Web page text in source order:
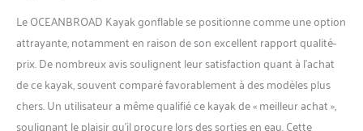
Halkey-Roberts, facile à
nettoyer avec le design du
sol amovible. Et avec le sac
de sport inclus, il est
pratique à transporter.
Randonnez, gonflez et
profitez du kayak dans les
Le OCEANBROAD Kayak gonflable se positionne comme une option
attrayante, notamment en raison de son excellent rapport qualité-
prix. De nombreux avis soulignent leur satisfaction quant à l’achat
de ce kayak, souvent comparé favorablement à des modèles plus
chers. Un utilisateur a même qualifié ce kayak de « meilleur achat »,
soulignant le plaisir qu’il procure lors des sorties en eau. Cette